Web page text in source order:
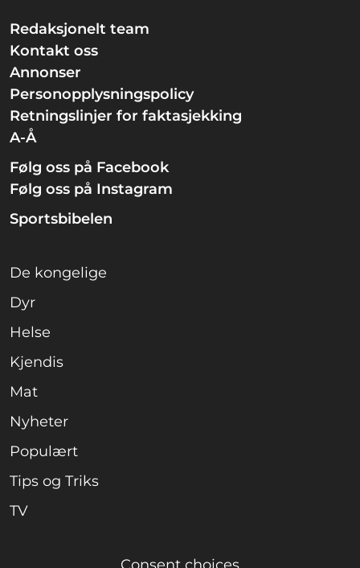
Redaksjonelt team
Kontakt oss
Annonser
Personopplysningspolicy
Retningslinjer for faktasjekking
A-Å
Følg oss på Facebook
Følg oss på Instagram
Sportsbibelen
De kongelige
Dyr
Helse
Kjendis
Mat
Nyheter
Populært
Tips og Triks
TV